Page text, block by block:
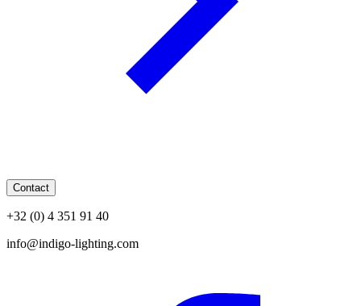
Contact
+32 (0) 4 351 91 40
info@indigo-lighting.com